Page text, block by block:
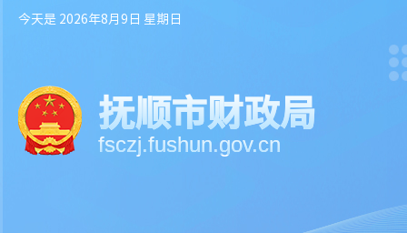
今天是 2026年8月9日 星期日
抚顺市财政局
fsczj.fushun.gov.cn